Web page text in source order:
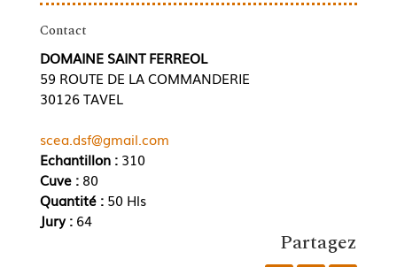
Contact
DOMAINE SAINT FERREOL
59 ROUTE DE LA COMMANDERIE
30126 TAVEL
scea.dsf@gmail.com
Echantillon :310
Cuve : 80
Quantité : 50 Hls
Jury : 64
Partagez